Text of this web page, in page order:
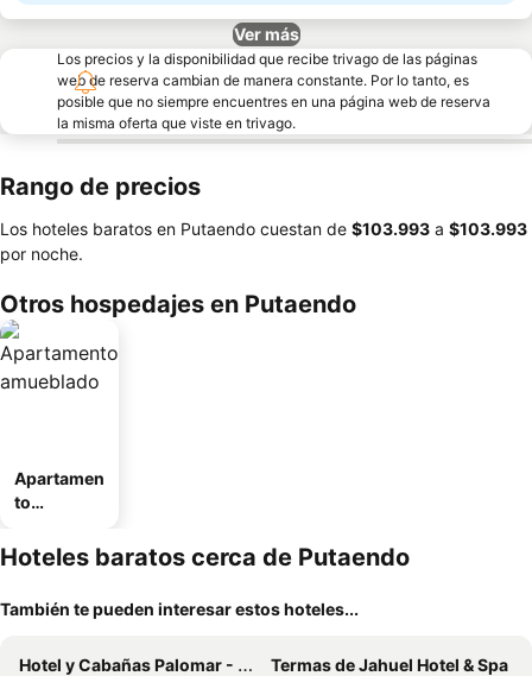
Ver más
Los precios y la disponibilidad que recibe trivago de las páginas
web de reserva cambian de manera constante. Por lo tanto, es
posible que no siempre encuentres en una página web de reserva
la misma oferta que viste en trivago.
Rango de precios
Los hoteles baratos en Putaendo cuestan de ‎$103.993 a ‎$103.993
por noche.
Otros hospedajes en Putaendo
Apartamen
to
o
Hoteles baratos cerca de Putaendo
También te pueden interesar estos hoteles...
Hotel y Cabañas Palomar - Caja los Andes
Termas de Jahuel Hotel & Spa